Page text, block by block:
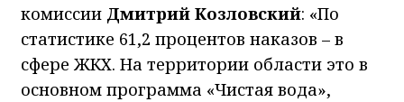
комиссии Дмитрий Козловский: «По
статистике 61,2 процентов наказов – в
сфере ЖКХ. На территории области это в
основном программа «Чистая вода»,